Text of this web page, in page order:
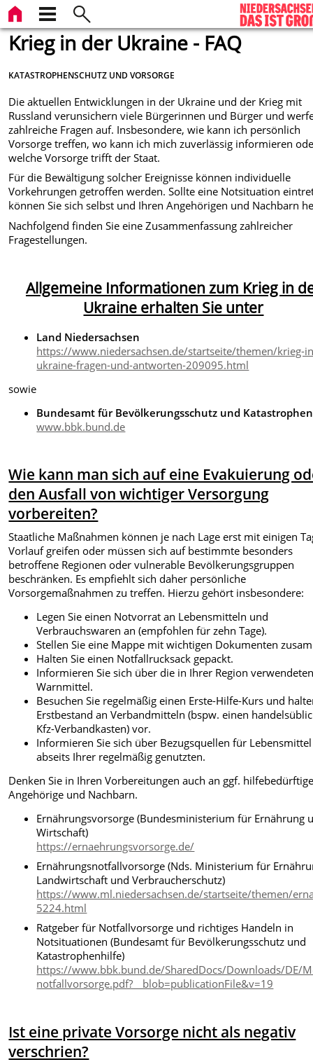
Krieg in der Ukraine - FAQ
KATASTROPHENSCHUTZ UND VORSORGE
Die aktuellen Entwicklungen in der Ukraine und der Krieg mit
Russland verunsichern viele Bürgerinnen und Bürger und
zahlreiche Fragen auf. Insbesondere, wie kann ich persönlich
Vorsorge treffen, wo kann ich mich zuverlässig informieren
welche Vorsorge trifft der Staat.
Für die Bewältigung solcher Ereignisse können individuelle
Vorkehrungen getroffen werden. Sollte eine Notsituation
können Sie sich selbst und Ihren Angehörigen und Nachbarn
Nachfolgend finden Sie eine Zusammenfassung zahlreicher
Fragestellungen.
Allgemeine Informationen zum Krieg in
Ukraine erhalten Sie unter
Land Niedersachsen
https://www.niedersachsen.de/startseite/themen/krieg-
ukraine-fragen-und-antworten-209095.html
sowie
Bundesamt für Bevölkerungsschutz und
www.bbk.bund.de
Wie kann man sich auf eine Evakuierung
den Ausfall von wichtiger Versorgung
vorbereiten?
Staatliche Maßnahmen können je nach Lage erst mit einigen
Vorlauf greifen oder müssen sich auf bestimmte besonders
betroffene Regionen oder vulnerable Bevölkerungsgruppen
beschränken. Es empfiehlt sich daher persönliche
Vorsorgemaßnahmen zu treffen. Hierzu gehört insbesondere:
Legen Sie einen Notvorrat an Lebensmitteln und
Verbrauchswaren an (empfohlen für zehn Tage).
Stellen Sie eine Mappe mit wichtigen Dokumenten
Halten Sie einen Notfallrucksack gepackt.
Informieren Sie sich über die in Ihrer Region
Warnmittel.
Besuchen Sie regelmäßig einen Erste-Hilfe-Kurs und
Erstbestand an Verbandmitteln (bspw. einen
Kfz-Verbandkasten) vor.
Informieren Sie sich über Bezugsquellen für
abseits Ihrer regelmäßig genutzten.
Denken Sie in Ihren Vorbereitungen auch an ggf.
Angehörige und Nachbarn.
Ernährungsvorsorge (Bundesministerium für Ernährung
Wirtschaft)
https://ernaehrungsvorsorge.de/
Ernährungsnotfallvorsorge (Nds. Ministerium für
Landwirtschaft und Verbraucherschutz)
https://www.ml.niedersachsen.de/startseite/themen/
5224.html
Ratgeber für Notfallvorsorge und richtiges Handeln in
Notsituationen (Bundesamt für Bevölkerungsschutz und
Katastrophenhilfe)
https://www.bbk.bund.de/SharedDocs/Downloads/DE/
notfallvorsorge.pdf?__blob=publicationFile&v=19
Ist eine private Vorsorge nicht als negativ
verschrien?